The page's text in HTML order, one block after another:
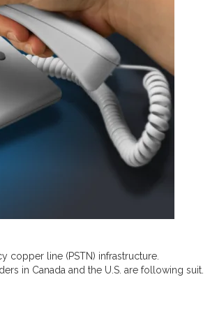
line (PSTN) infrastructure.
in Canada and the U.S. are following suit.